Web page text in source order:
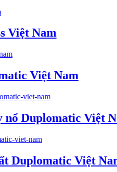
Việt Nam
Việt Nam
nổ Duplomatic Việt
Duplomatic Việt